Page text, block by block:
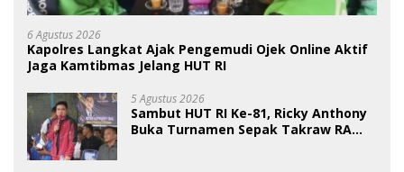
6 Agustus 2026
Kapolres Langkat Ajak Pengemudi Ojek Online Aktif
Jaga Kamtibmas Jelang HUT RI
5 Agustus 2026
Sambut HUT RI Ke-81, Ricky Anthony
Buka Turnamen Sepak Takraw RA